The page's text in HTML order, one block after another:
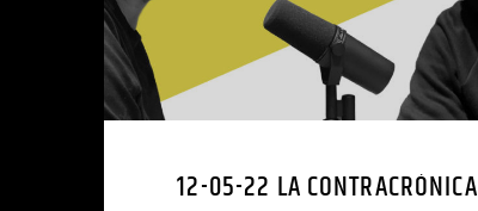
12-05-22 LA CONTRACRÓNICA